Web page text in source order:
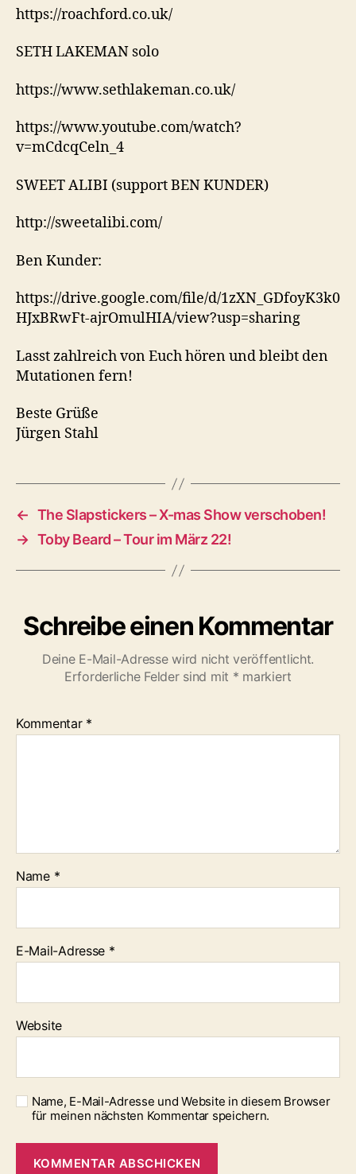
https://roachford.co.uk/
SETH LAKEMAN solo
https://www.sethlakeman.co.uk/
https://www.youtube.com/watch?
v=mCdcqCeln_4
SWEET ALIBI (support BEN KUNDER)
http://sweetalibi.com/
Ben Kunder:
https://drive.google.com/file/d/1zXN_GDfoyK3k0
HJxBRwFt-ajrOmulHIA/view?usp=sharing
Lasst zahlreich von Euch hören und bleibt den
Mutationen fern!
Beste Grüße
Jürgen Stahl
← The Slapstickers – X-mas Show verschoben!
→ Toby Beard – Tour im März 22!
Schreibe einen Kommentar
Deine E-Mail-Adresse wird nicht veröffentlicht.
Erforderliche Felder sind mit * markiert
Kommentar *
Name *
E-Mail-Adresse *
Website
Name, E-Mail-Adresse und Website in diesem Browser
für meinen nächsten Kommentar speichern.